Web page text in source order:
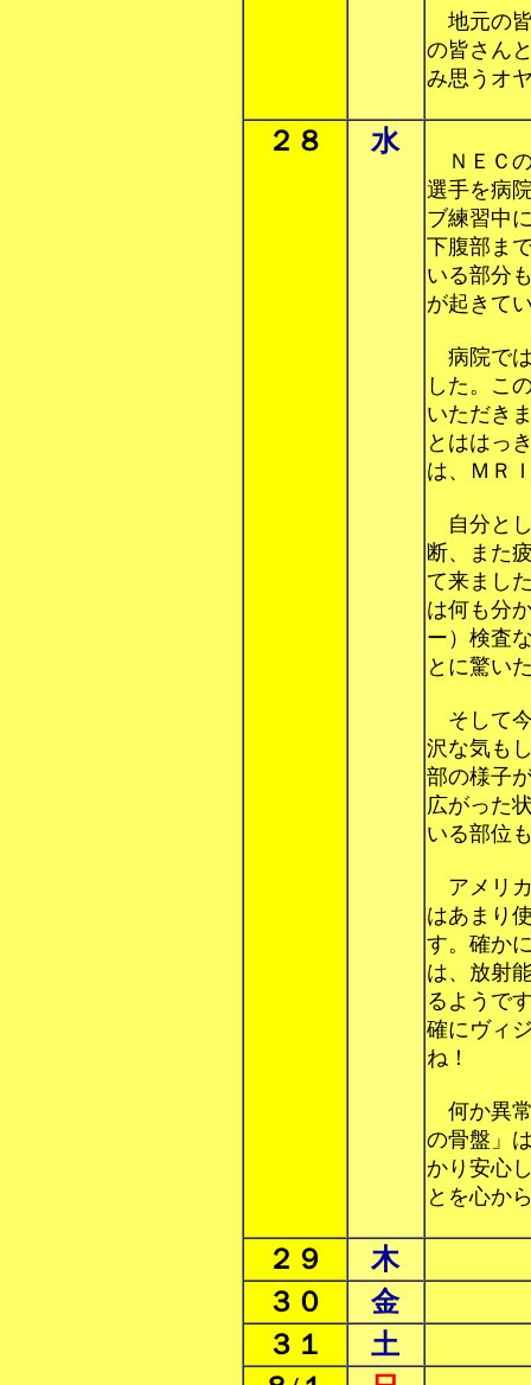
地元の皆
の皆さん
み思うオ
２８ 水
ＮＥＣの
選手を病
ブ練習中
下腹部ま
いる部分
が起きて
病院では
した。こ
いただき
とははっ
は、ＭＲ
自分とし
断、また
て来まし
は何も分
ー）検査
とに驚い
そして今
沢な気も
部の様子
広がった
いる部位
アメリカ
はあまり
す。確か
は、放射
るようで
確にヴィ
ね！
何か異常
の骨盤」
かり安心
とを心か
２９
木
３０
金
３１
土